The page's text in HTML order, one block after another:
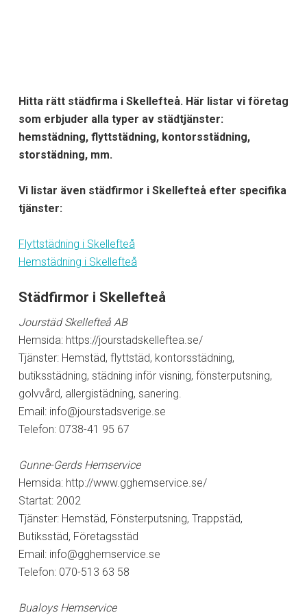
Hitta rätt städfirma i Skellefteå. Här listar vi företag
som erbjuder alla typer av städtjänster:
hemstädning, flyttstädning, kontorsstädning,
storstädning, mm.
Vi listar även städfirmor i Skellefteå efter specifika
tjänster:
Flyttstädning i Skellefteå
Hemstädning i Skellefteå
Städfirmor i Skellefteå
Jourstäd Skellefteå AB
Hemsida: https://jourstadskelleftea.se/
Tjänster: Hemstäd, flyttstäd, kontorsstädning,
butiksstädning, städning inför visning, fönsterputsning,
golvvård, allergistädning, sanering.
Email: info@jourstadsverige.se
Telefon: 0738-41 95 67
Gunne-Gerds Hemservice
Hemsida: http://www.gghemservice.se/
Startat: 2002
Tjänster: Hemstäd, Fönsterputsning, Trappstäd,
Butiksstäd, Företagsstäd
Email: info@gghemservice.se
Telefon: 070-513 63 58
Bualoys Hemservice